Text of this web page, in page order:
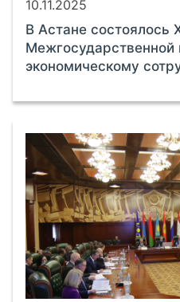
10.11.2025
В Астане состоялось
Межгосударственной
экономическому